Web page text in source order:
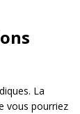
La
vous pourriez